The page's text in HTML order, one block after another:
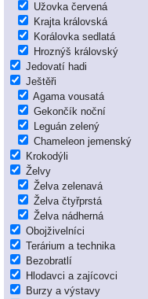
Užovka červená
Krajta královská
Korálovka sedlatá
Hroznýš královský
Jedovatí hadi
Ještěři
Agama vousatá
Gekončík noční
Leguán zelený
Chameleon jemenský
Krokodýli
Želvy
Želva zelenavá
Želva čtyřprstá
Želva nádherná
Obojživelníci
Terárium a technika
Bezobratlí
Hlodavci a zajícovci
Burzy a výstavy